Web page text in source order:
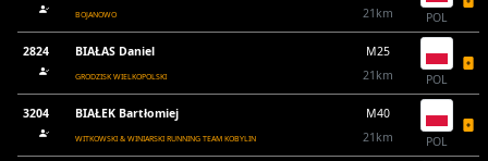
BOJANOWO 21km POL
2824 BIAŁAS Daniel
GRODZISK WIELKOPOLSKI
M25
21km
POL
3204 BIAŁEK Bartłomiej
WITKOWSKI & WINIARSKI RUNNING TEAM KOBYLIN
M40
21km
POL